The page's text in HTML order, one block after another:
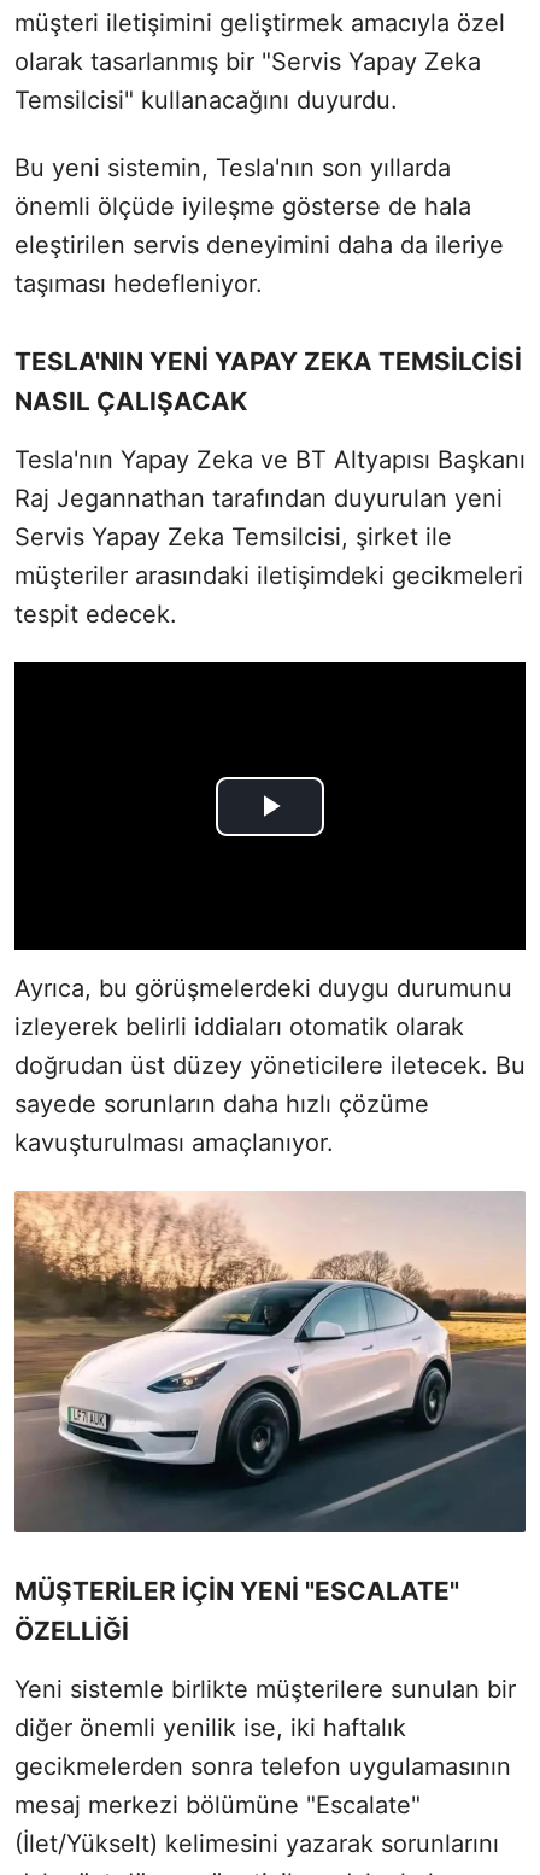
müşteri iletişimini geliştirmek amacıyla özel
olarak tasarlanmış bir "Servis Yapay Zeka
Temsilcisi" kullanacağını duyurdu.
Bu yeni sistemin, Tesla'nın son yıllarda
önemli ölçüde iyileşme gösterse de hala
eleştirilen servis deneyimini daha da ileriye
taşıması hedefleniyor.
TESLA'NIN YENİ YAPAY ZEKA TEMSİLCİSİ
NASIL ÇALIŞACAK
Tesla'nın Yapay Zeka ve BT Altyapısı Başkanı
Raj Jegannathan tarafından duyurulan yeni
Servis Yapay Zeka Temsilcisi, şirket ile
müşteriler arasındaki iletişimdeki gecikmeleri
tespit edecek.
Ayrıca, bu görüşmelerdeki duygu durumunu
izleyerek belirli iddiaları otomatik olarak
doğrudan üst düzey yöneticilere iletecek. Bu
sayede sorunların daha hızlı çözüme
kavuşturulması amaçlanıyor.
MÜŞTERİLER İÇİN YENİ "ESCALATE"
ÖZELLİĞİ
Yeni sistemle birlikte müşterilere sunulan bir
diğer önemli yenilik ise, iki haftalık
gecikmelerden sonra telefon uygulamasının
mesaj merkezi bölümüne "Escalate"
(İlet/Yükselt) kelimesini yazarak sorunlarını